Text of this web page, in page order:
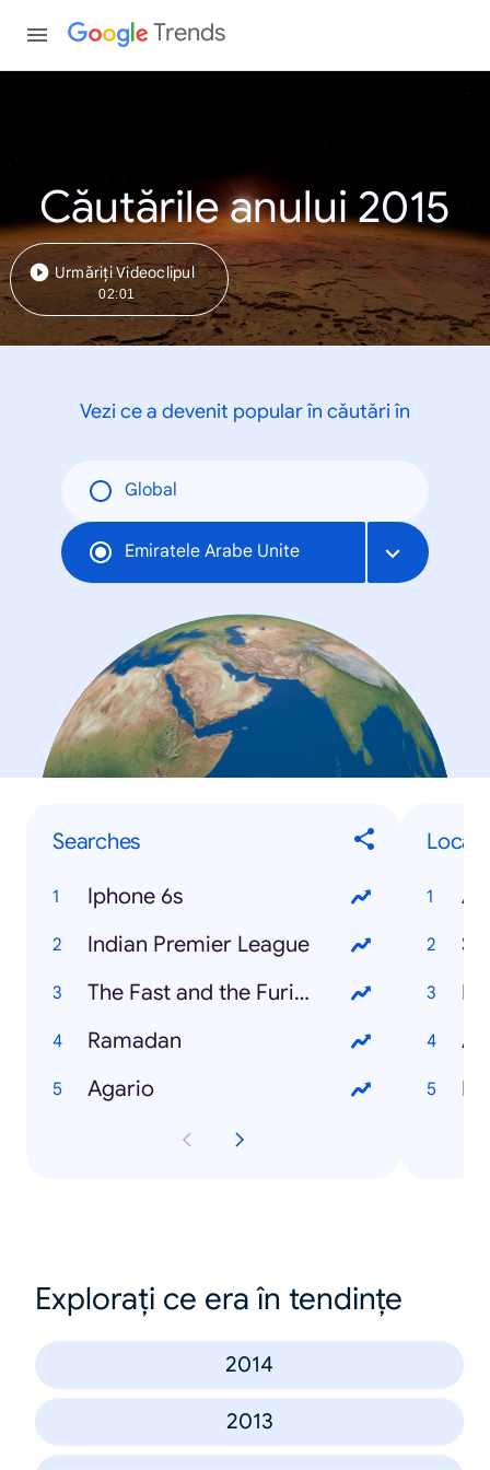
Trends
Căutările anului 2015
Urmăriți Videoclipul
02:01
Vezi ce a devenit popular în căutări în
Global
Emiratele Arabe Unite
Searches
Iphone 6s
Indian Premier League
The Fast and the Furious 7
Ramadan
Agario
Local
Explorați ce era în tendințe
2014
2013